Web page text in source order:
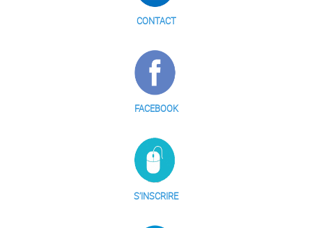
CONTACT
FACEBOOK
S’INSCRIRE